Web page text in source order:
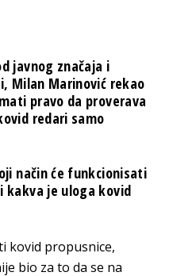
javnog značaja i
Milan Marinović rekao
pravo da proverava
redari samo
način će funkcionisati
kakva je uloga kovid
kovid propusnice,
bio za to da se na